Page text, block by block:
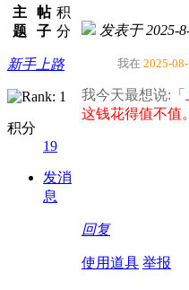
主
题
帖
子
积
分
新手上路
积分
19
发消
息
发表于 2025-
我在 2025-
我今天最想说:「
这钱花得值不值。​
回复
使用道具 举报